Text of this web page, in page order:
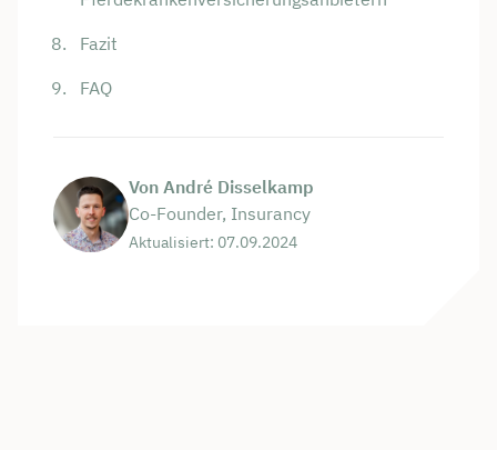
Fazit
FAQ
Von André Disselkamp
Co-Founder, Insurancy
Aktualisiert: 07.09.2024